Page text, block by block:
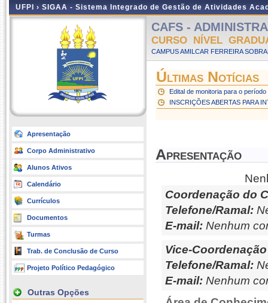
UFPI › SIGAA - Sistema Integrado de Gestão de Atividades
Apresentação
Corpo Administrativo
Alunos Ativos
Calendário
Currículos
Documentos
Turmas
Trab. de Conclusão de Curso
Projeto Político Pedagógico
Outras Opções
CAFS -
CURSO NÍVEL
CAMPUS AMILCAR FERREIRA
Últimas Notícias
Edital de monitoria para o
INSCRIÇÕES ABERTAS PARA
Apresentação
Coordenação do
Telefone/Ramal:
E-mail: Nenhum
Vice-
Telefone/Ramal:
E-mail: Nenhum